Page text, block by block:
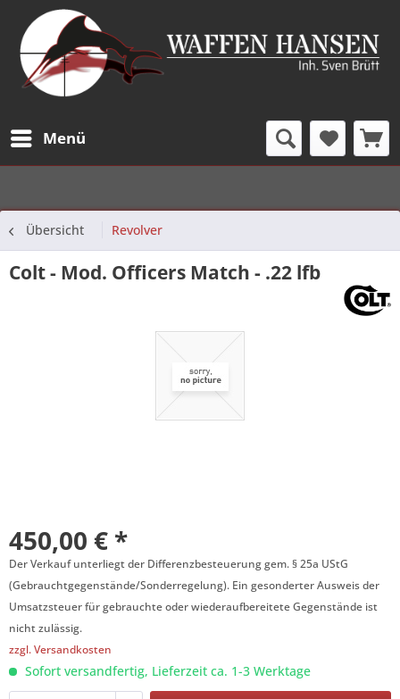
Menü
Übersicht Revolver
Colt - Mod. Officers Match - .22 lfb
450,00 € *
Der Verkauf unterliegt der Differenzbesteuerung gem. § 25a UStG
(Gebrauchtgegenstände/Sonderregelung). Ein gesonderter Ausweis der
Umsatzsteuer für gebrauchte oder wiederaufbereitete Gegenstände ist
nicht zulässig.
zzgl. Versandkosten
Sofort versandfertig, Lieferzeit ca. 1-3 Werktage